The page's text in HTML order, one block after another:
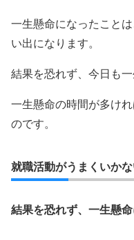
一生懸命になったこと
い出になります。
結果を恐れず、今日も
一生懸命の時間が多け
のです。
就職活動がうまくいか
結果を恐れず、一生懸命